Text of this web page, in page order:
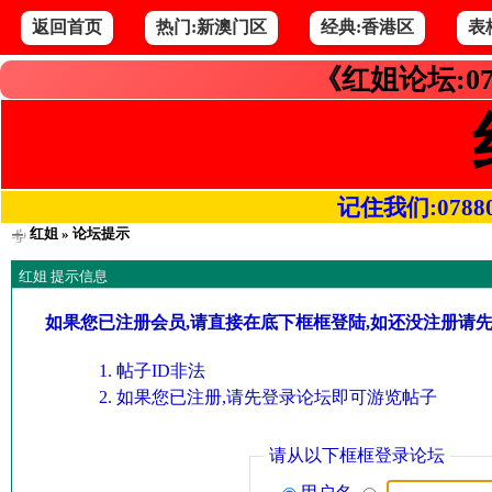
返回首页 热门:新澳门区 经典:香港区 表
《红姐论坛
记住我们
红姐» 论坛提示
红姐 提示信息
如果您已注册会员,请直接在底下框框登陆,如还没注册请
帖子ID非法
如果您已注册,请先登录论坛即可游览帖子
请从以下框框登录论坛